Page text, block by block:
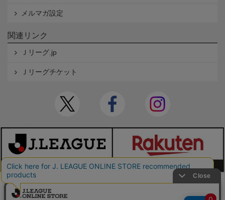
メルマガ設定
関連リンク
Ｊリーグ.jp
Ｊリーグチケット
本サイトで使用している文章・画像等の無断での複製・転載を禁止します。